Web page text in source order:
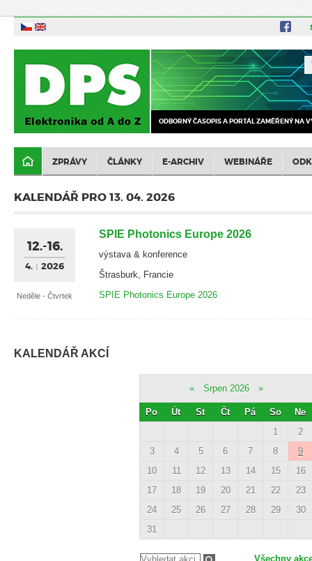
ODBORNÝ ČASOPIS A PORTÁL ZAMĚŘENÝ NA
ZPRÁVY ČLÁNKY E-ARCHIV WEBINÁŘE
KALENDÁŘ PRO 13. 04. 2026
12.-16.
4. 2026
Neděle - Čtvrtek
SPIE Photonics Europe 2026
výstava & konference
Štrasburk, Francie
SPIE Photonics Europe 2026
KALENDÁŘ AKCÍ
« Srpen 2026 »
Po Út St Čt Pá So
Ne
1
2
3
4 5 6 7 8
9
10
11 12 13 14 15
16
17
18 19 20 21 22
23
24
25 26 27 28 29
30
31
Všechny